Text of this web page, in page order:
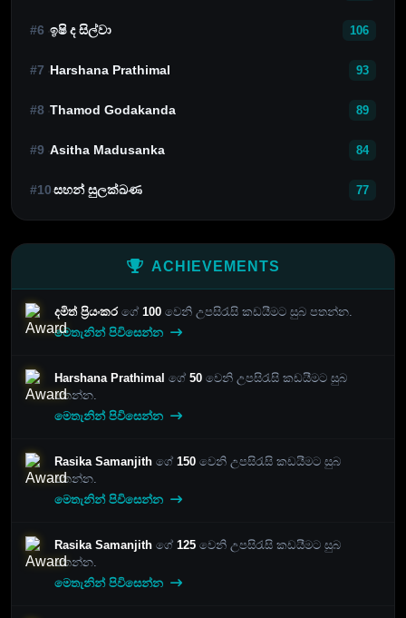
#6 ඉෂි ද සිල්වා 106
#7 Harshana Prathimal 93
#8 Thamod Godakanda 89
#9 Asitha Madusanka 84
#10සහන් සුලක්ඛණ 77
ACHIEVEMENTS
දමිත් ප්‍රියංකර ගේ 100 වෙනි උපසිරැසි කඩයීමට සුබ පතන්න.
මෙතැනින් පිවිසෙන්න
Harshana Prathimal ගේ 50 වෙනි උපසිරැසි කඩයීමට සුබ
පතන්න.
මෙතැනින් පිවිසෙන්න
Rasika Samanjith ගේ 150 වෙනි උපසිරැසි කඩයීමට සුබ
පතන්න.
මෙතැනින් පිවිසෙන්න
Rasika Samanjith ගේ 125 වෙනි උපසිරැසි කඩයීමට සුබ
පතන්න.
මෙතැනින් පිවිසෙන්න